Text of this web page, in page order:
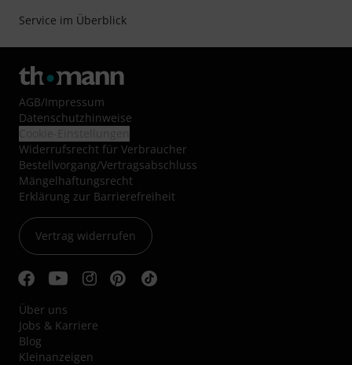
Service im Überblick
AGB/Impressum
Datenschutzhinweise
Widerrufsrecht für Verbraucher
Bestellvorgang/Vertragsabschluss
Mängelhaftungsrecht
Erklärung zur Barrierefreiheit
Vertrag widerrufen
Über uns
Jobs & Karriere
Blog
Kleinanzeigen